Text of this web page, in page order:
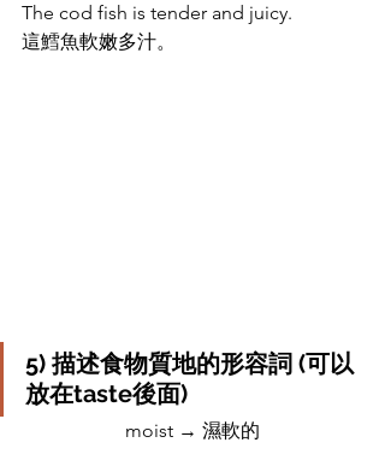
The cod fish is tender and juicy.
這鱈魚軟嫩多汁。
5) 描述食物質地的形容詞 (可以
放在taste後面)
moist → 濕軟的